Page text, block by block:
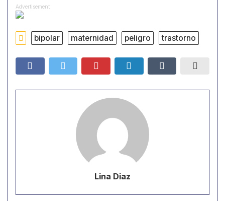
Advertisement
bipolar maternidad peligro trastorno
Lina Diaz